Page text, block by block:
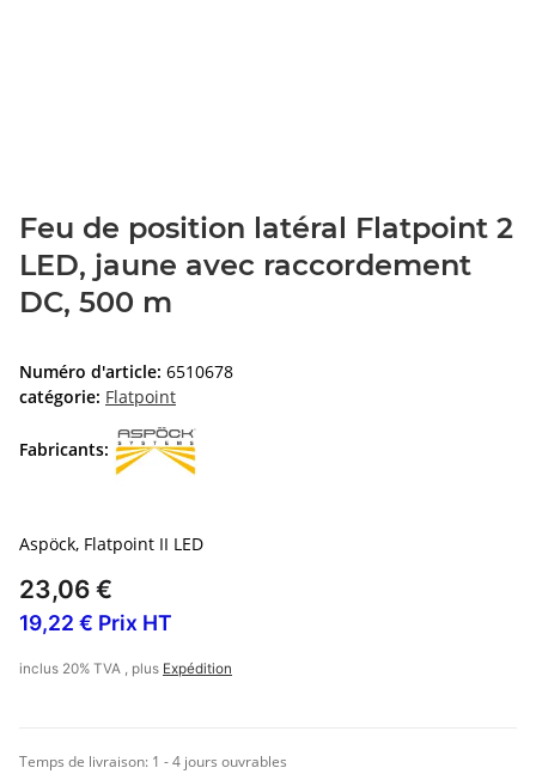
Feu de position latéral Flatpoint 2
LED, jaune avec raccordement
DC, 500 m
Numéro d'article: 6510678
catégorie: Flatpoint
Fabricants:
Aspöck, Flatpoint II LED
23,06 €
19,22 € Prix HT
inclus 20% TVA , plus Expédition
Temps de livraison: 1 - 4 jours ouvrables